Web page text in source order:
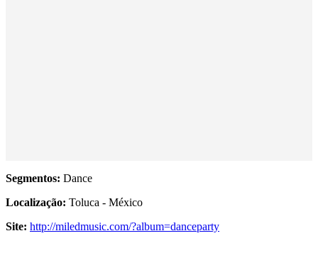
Segmentos: Dance
Localização: Toluca - México
Site: http://miledmusic.com/?album=danceparty